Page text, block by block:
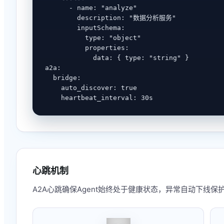
      - name: "analyze"
        description: "数据分析服务"
        inputSchema:
          type: "object"
          properties:
            data: { type: "string" }
a2a:
  bridge:
    auto_discover: true
    heartbeat_interval: 30s
心跳机制
A2A心跳确保Agent始终处于健康状态，异常自动下线保护